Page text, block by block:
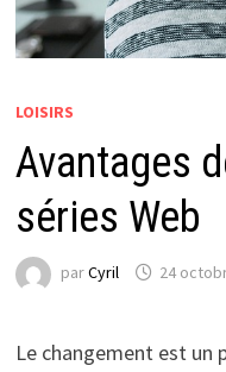
LOISIRS
Avantages
séries Web
parCyril 24
Le changement est un